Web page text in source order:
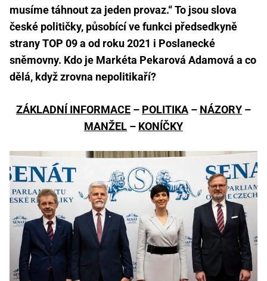
musíme táhnout za jeden provaz.“ To jsou slova
české političky, působící ve funkci předsedkyně
strany TOP 09 a od roku 2021 i Poslanecké
sněmovny. Kdo je Markéta Pekarová Adamová a co
dělá, když zrovna nepolitikaří?
ZÁKLADNÍ INFORMACE – POLITIKA – NÁZORY –
MANŽEL – KONÍČKY